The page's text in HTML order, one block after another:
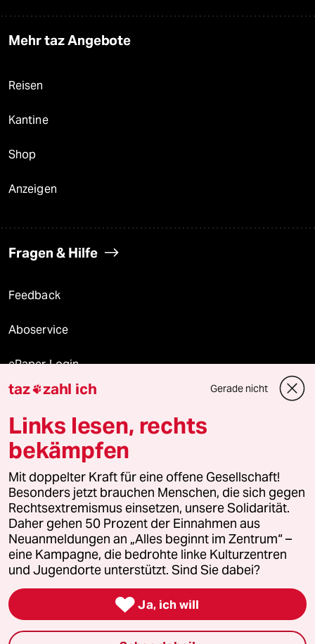
Mehr taz Angebote
Reisen
Kantine
Shop
Anzeigen
Fragen & Hilfe
Feedback
Aboservice
ePaper Login
Downloads für Abonnierende
© 2026 taz Verlags und Vertriebs GmbH
Alle Rechte vorbehalten. Bei rechtlichen Fragen oder für Genehmigungen
wenden Sie sich bitte an
lizenzen@taz.de
Feedback Redaktionsstatut Kommune-Richtlinien
Leitlinie Informant Datenschutz Impressum AGB
Seitenwende Einwilligungen widerrufen (Ads)
taz zahl ich Gerade nicht
Links lesen, rechts
bekämpfen
Mit doppelter Kraft für eine offene Gesellschaft!
Besonders jetzt brauchen Menschen, die sich gegen
Rechtsextremismus einsetzen, unsere Solidarität.
Daher gehen 50 Prozent der Einnahmen aus
Neuanmeldungen an „Alles beginnt im Zentrum“ –
eine Kampagne, die bedrohte linke Kulturzentren
und Jugendorte unterstützt. Sind Sie dabei?
 Ja, ich will